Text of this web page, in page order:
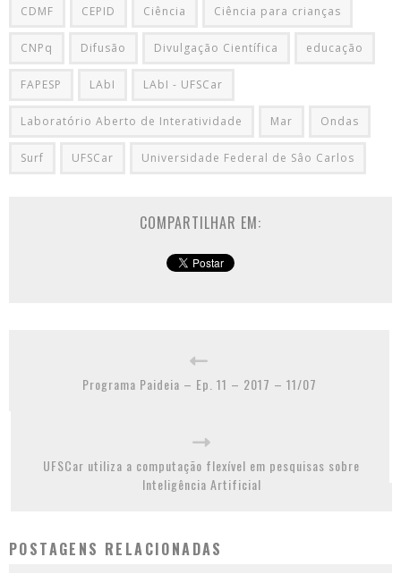
CDMF CEPID Ciência Ciência para crianças
CNPq Difusão Divulgação Científica educação
FAPESP LAbI LAbI - UFSCar
Laboratório Aberto de Interatividade Mar Ondas
Surf UFSCar Universidade Federal de Sâo Carlos
COMPARTILHAR EM:
Programa Paideia – Ep. 11 – 2017 – 11/07
UFSCar utiliza a computação flexível em pesquisas sobre
Inteligência Artificial
POSTAGENS RELACIONADAS